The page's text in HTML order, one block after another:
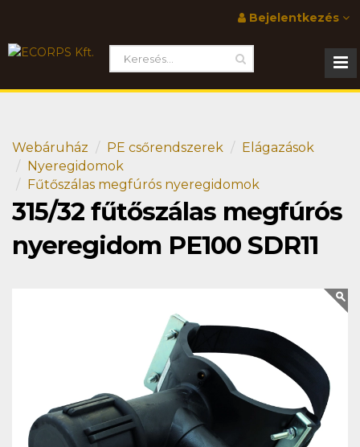
Bejelentkezés
Webáruház PE csőrendszerek
Elágazások
Nyeregidomok
Fűtőszálas megfúrós nyeregidomok
315/32 fűtőszálas megfúrós
nyeregidom PE100 SDR11